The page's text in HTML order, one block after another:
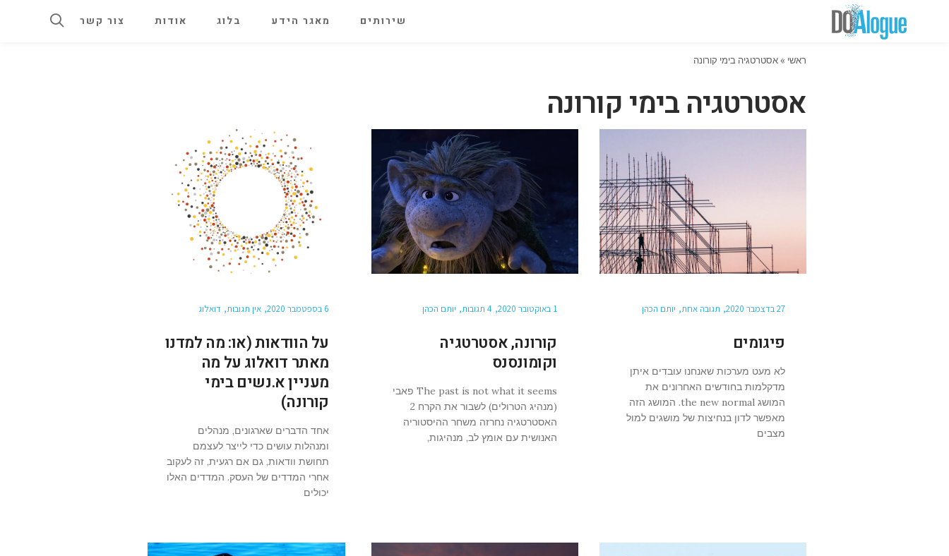
שירותים מאגר הידע בלוג אודות צור קשר
ראשי »אסטרטגיה בימי קורונה
אסטרטגיה בימי קורונה
27 בדצמבר 2020 תגובה אחת יותם הכהן
פיגומים
לא מעט מערכות שאנחנו עובדים איתן
מדקלמות בחודשים האחרונים את
המושג the new normal. המושג הזה
מאפשר לדון בנחיצות של מושגים למול
מצבים
1 באוקטובר 2020 4 תגובות יותם הכהן
קורונה, אסטרטגיה
וקומונסנס
The past is not what it seems פאבי
(מנהיג הטרולים) לשבור את הקרח 2
האסטרטגיה נחרזה משחר ההיסטוריה
האנושית עם אומץ לב, מנהיגות,
6 בספטמבר 2020 אין תגובות דואלוג
על הוודאות (או: מה למדנו
מאתר דואלוג על מה
מעניין א.נשים בימי
קורונה)
אחד הדברים שארגונים, מנהלים
ומנהלות עושים כדי לייצר לעצמם
תחושת וודאות, גם אם רגעית, זה לעקוב
אחרי המדדים של העסק. המדדים האלו
יכולים